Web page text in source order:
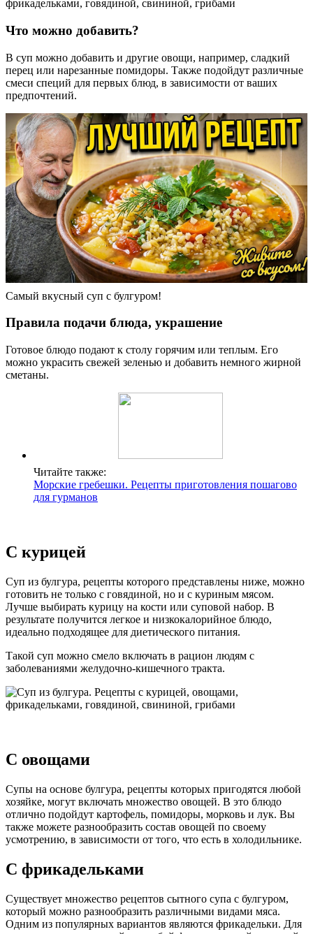
Что можно добавить?
В суп можно добавить и другие овощи, например, сладкий
перец или нарезанные помидоры. Также подойдут различные
смеси специй для первых блюд, в зависимости от ваших
предпочтений.
Самый вкусный суп с булгуром!
Правила подачи блюда, украшение
Готовое блюдо подают к столу горячим или теплым. Его
можно украсить свежей зеленью и добавить немного жирной
сметаны.
Читайте также:
Морские гребешки. Рецепты приготовления пошагово
для гурманов
С курицей
Суп из булгура, рецепты которого представлены ниже, можно
готовить не только с говядиной, но и с куриным мясом.
Лучше выбирать курицу на кости или суповой набор. В
результате получится легкое и низкокалорийное блюдо,
идеально подходящее для диетического питания.
Такой суп можно смело включать в рацион людям с
заболеваниями желудочно-кишечного тракта.
С овощами
Супы на основе булгура, рецепты которых пригодятся любой
хозяйке, могут включать множество овощей. В это блюдо
отлично подойдут картофель, помидоры, морковь и лук. Вы
также можете разнообразить состав овощей по своему
усмотрению, в зависимости от того, что есть в холодильнике.
С фрикадельками
Существует множество рецептов сытного супа с булгуром,
который можно разнообразить различными видами мяса.
Одним из популярных вариантов являются фрикадельки. Для